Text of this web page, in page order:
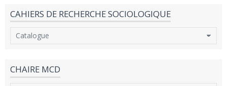
CAHIERS DE RECHERCHE SOCIOLOGIQUE
CHAIRE MCD